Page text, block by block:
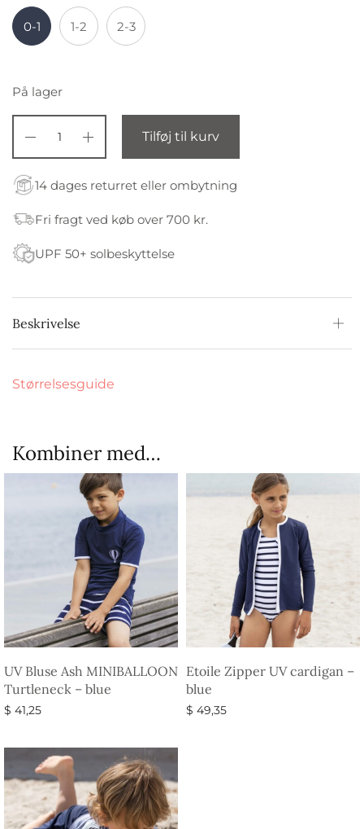
0-1 1-2 2-3
På lager
Tilføj til kurv
14 dages returret eller ombytning
Fri fragt ved køb over 700 kr.
UPF 50+ solbeskyttelse
Beskrivelse
Størrelsesguide
Kombiner med…
UV Bluse Ash MINIBALLOON
Turtleneck – blue
$ 41,25
Etoile Zipper UV cardigan –
blue
$ 49,35